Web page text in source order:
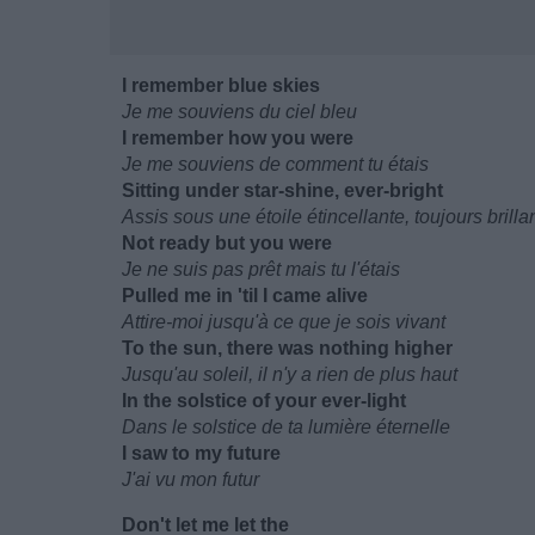
I remember blue skies
Je me souviens du ciel bleu
I remember how you were
Je me souviens de comment tu étais
Sitting under star-shine, ever-bright
Assis sous une étoile étincellante, toujours
Not ready but you were
Je ne suis pas prêt mais tu l'étais
Pulled me in 'til I came alive
Attire-moi jusqu'à ce que je sois vivant
To the sun, there was nothing higher
Jusqu'au soleil, il n'y a rien de plus haut
In the solstice of your ever-light
Dans le solstice de ta lumière éternelle
I saw to my future
J'ai vu mon futur
Don't let me let the